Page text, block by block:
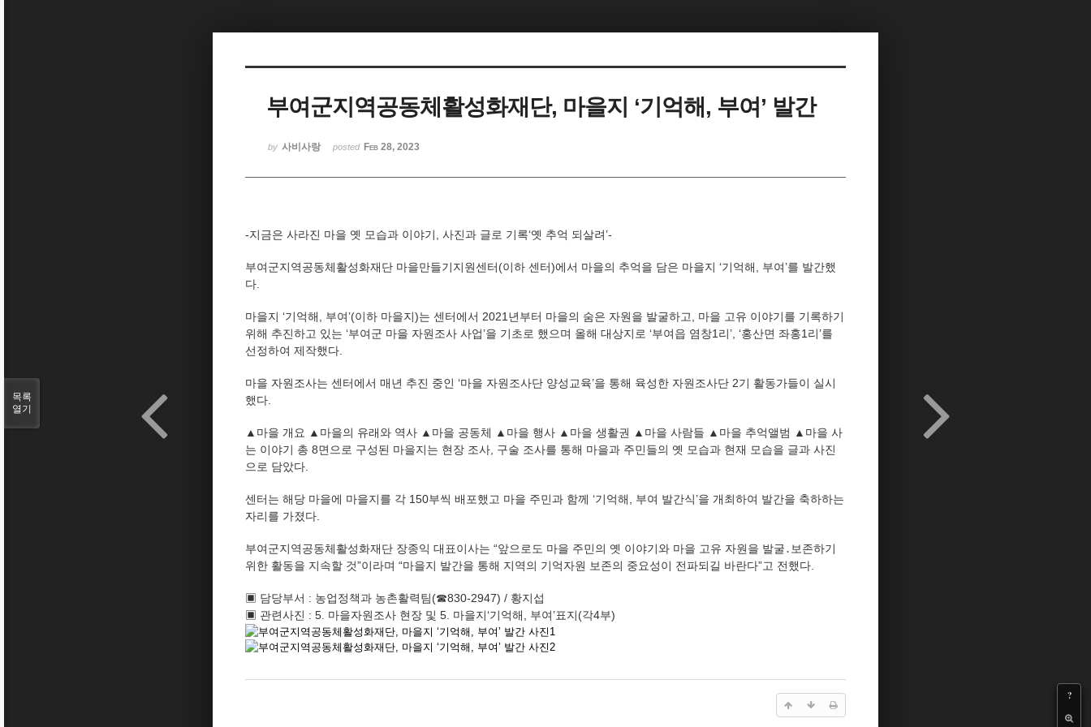
부여군지역공동체활성화재단, 마을지 ‘기억해, 부여’ 발간
by 사비사랑 posted Feb 28, 2023
?
-지금은 사라진 마을 옛 모습과 이야기, 사진과 글로 기록‘옛 추억 되살려’-
부여군지역공동체활성화재단 마을만들기지원센터(이하 센터)에서 마을의 추억을 담은 마을지 ‘기억해, 부여’를 발간했
다.
마을지 ‘기억해, 부여’(이하 마을지)는 센터에서 2021년부터 마을의 숨은 자원을 발굴하고, 마을 고유 이야기를 기록하기
위해 추진하고 있는 ‘부여군 마을 자원조사 사업’을 기초로 했으며 올해 대상지로 ‘부여읍 염창1리’, ‘홍산면 좌홍1리’를
선정하여 제작했다.
마을 자원조사는 센터에서 매년 추진 중인 ‘마을 자원조사단 양성교육’을 통해 육성한 자원조사단 2기 활동가들이 실시
했다.
▲마을 개요 ▲마을의 유래와 역사 ▲마을 공동체 ▲마을 행사 ▲마을 생활권 ▲마을 사람들 ▲마을 추억앨범 ▲마을 사
는 이야기 총 8면으로 구성된 마을지는 현장 조사, 구술 조사를 통해 마을과 주민들의 옛 모습과 현재 모습을 글과 사진
으로 담았다.
센터는 해당 마을에 마을지를 각 150부씩 배포했고 마을 주민과 함께 ‘기억해, 부여 발간식’을 개최하여 발간을 축하하는
자리를 가졌다.
부여군지역공동체활성화재단 장종익 대표이사는 “앞으로도 마을 주민의 옛 이야기와 마을 고유 자원을 발굴․보존하기
위한 활동을 지속할 것”이라며 “마을지 발간을 통해 지역의 기억자원 보존의 중요성이 전파되길 바란다”고 전했다.
▣ 담당부서 : 농업정책과 농촌활력팀(☎830-2947) / 황지섭
▣ 관련사진 : 5. 마을자원조사 현장 및 5. 마을지‘기억해, 부여’표지(각4부)
목록
열기
Sketchbook5, 스케치북5
Sketchbook5, 스케치북5